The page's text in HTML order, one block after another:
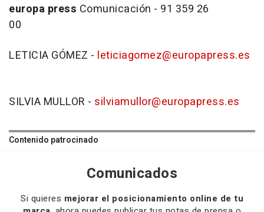
europa press Comunicación - 91 359 26
LETICIA GÓMEZ - leticiagomez@europapress.es
SILVIA MULLOR - silviamullor@europapress.es
Contenido patrocinado
Comunicados
Si quieres mejorar el posicionamiento online de tu